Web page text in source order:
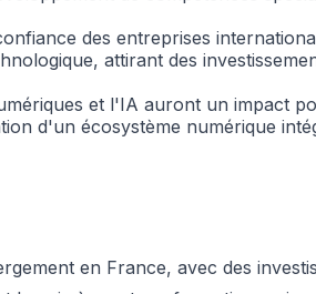
des entreprises
attirant des
et l'IA auront un impact
d'un écosystème numérique
en France, avec des